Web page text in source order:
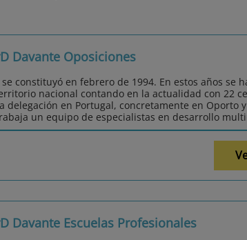
Davante Oposiciones
constituyó en febrero de 1994. En estos años se
nacional contando en la actualidad con 22
delegación en Portugal, concretamente en Oporto
un equipo de especialistas en desarrollo
Davante Escuelas Profesionales